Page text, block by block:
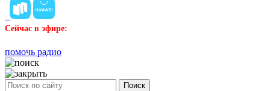
Сейчас в эфире:
помочь радио
Поиск